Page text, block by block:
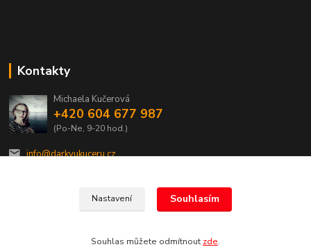
Kontakty
Michaela Kučerová
+420 604 677 987
(Po-Ne, 9-20 hod.)
info@darkyukuceru.cz
Nastavení Souhlasím
Souhlas můžete odmítnout zde.